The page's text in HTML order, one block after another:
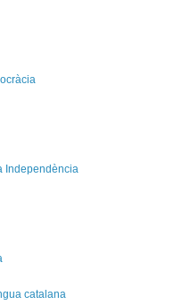
Independència
catalana